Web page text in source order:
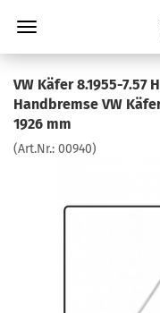
VW Käfer 8.1955-7.57
Handbremse VW
1926 mm
(Art.Nr.: 00940)